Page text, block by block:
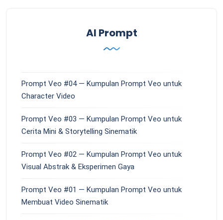
AI Prompt
Prompt Veo #04 — Kumpulan Prompt Veo untuk
Character Video
Prompt Veo #03 — Kumpulan Prompt Veo untuk
Cerita Mini & Storytelling Sinematik
Prompt Veo #02 — Kumpulan Prompt Veo untuk
Visual Abstrak & Eksperimen Gaya
Prompt Veo #01 — Kumpulan Prompt Veo untuk
Membuat Video Sinematik